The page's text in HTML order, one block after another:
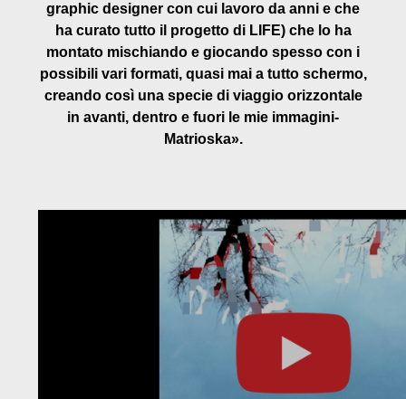
graphic designer con cui lavoro da anni e che
ha curato tutto il progetto di LIFE) che lo ha
montato mischiando e giocando spesso con i
possibili vari formati, quasi mai a tutto schermo,
creando così una specie di viaggio orizzontale
in avanti, dentro e fuori le mie immagini-
Matrioska».